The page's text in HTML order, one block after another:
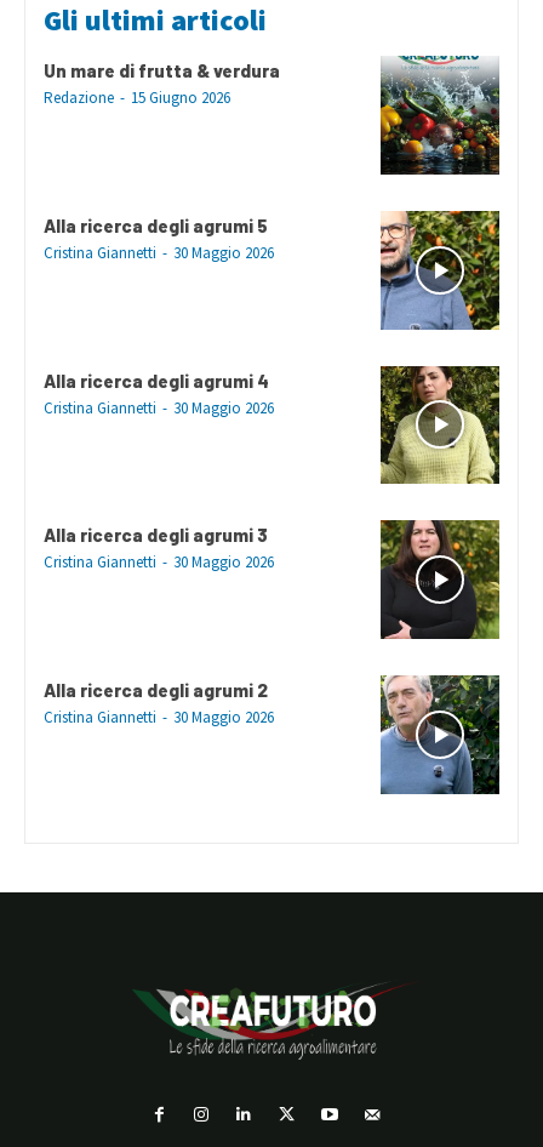
Gli ultimi articoli
Un mare di frutta & verdura
Redazione - 15 Giugno 2026
Alla ricerca degli agrumi 5
Cristina Giannetti - 30 Maggio 2026
Alla ricerca degli agrumi 4
Cristina Giannetti - 30 Maggio 2026
Alla ricerca degli agrumi 3
Cristina Giannetti - 30 Maggio 2026
Alla ricerca degli agrumi 2
Cristina Giannetti - 30 Maggio 2026